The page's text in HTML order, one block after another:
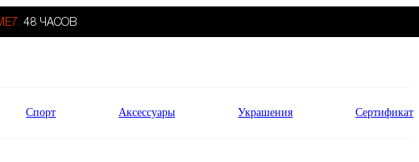
48 ЧАСОВ
Спорт Аксессуары Украшения Сертификат